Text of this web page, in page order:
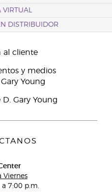
VIRTUAL
DISTRIBUIDOR
al cliente
y medios
Young
Gary Young
Viernes
a 7:00 p.m.